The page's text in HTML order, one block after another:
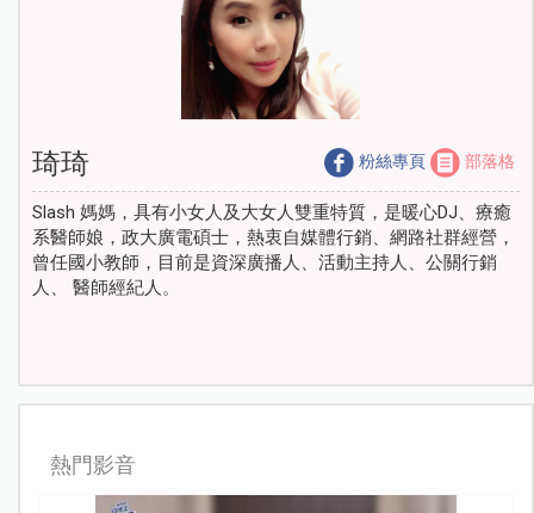
琦琦 粉絲專頁 部落格
Slash 媽媽，具有小女人及大女人雙重特質，是暖心DJ、療癒
系醫師娘，政大廣電碩士，熱衷自媒體行銷、網路社群經營，
曾任國小教師，目前是資深廣播人、活動主持人、公關行銷
人、 醫師經紀人。
熱門影音